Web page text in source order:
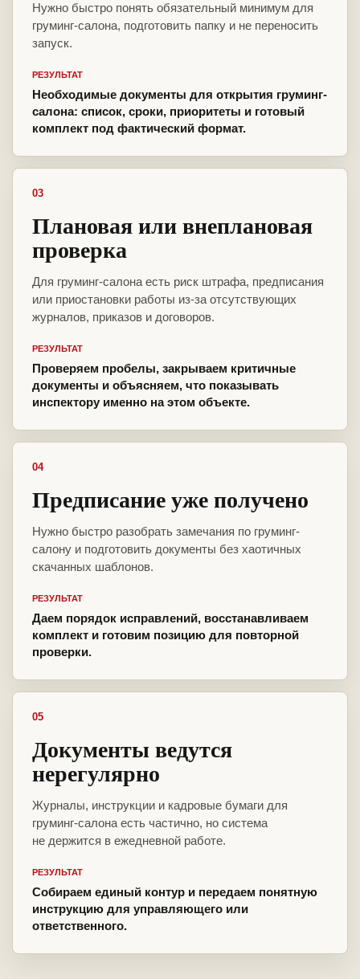
Нужно быстро понять обязательный минимум для
груминг-салона, подготовить папку и не переносить
запуск.
РЕЗУЛЬТАТ
Необходимые документы для открытия груминг-
салона: список, сроки, приоритеты и готовый
комплект под фактический формат.
03
Плановая или внеплановая
проверка
Для груминг-салона есть риск штрафа, предписания
или приостановки работы из-за отсутствующих
журналов, приказов и договоров.
РЕЗУЛЬТАТ
Проверяем пробелы, закрываем критичные
документы и объясняем, что показывать
инспектору именно на этом объекте.
04
Предписание уже получено
Нужно быстро разобрать замечания по груминг-
салону и подготовить документы без хаотичных
скачанных шаблонов.
РЕЗУЛЬТАТ
Даем порядок исправлений, восстанавливаем
комплект и готовим позицию для повторной
проверки.
05
Документы ведутся
нерегулярно
Журналы, инструкции и кадровые бумаги для
груминг-салона есть частично, но система
не держится в ежедневной работе.
РЕЗУЛЬТАТ
Собираем единый контур и передаем понятную
инструкцию для управляющего или
ответственного.